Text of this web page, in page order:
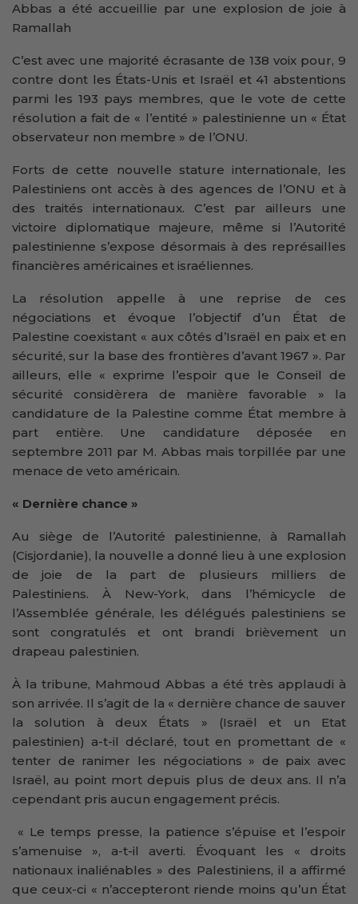
Abbas a été accueillie par une explosion de joie à
Ramallah
C’est avec une majorité écrasante de 138 voix pour, 9
contre dont les États-Unis et Israël et 41 abstentions
parmi les 193 pays membres, que le vote de cette
résolution a fait de « l’entité » palestinienne un « État
observateur non membre » de l’ONU.
Forts de cette nouvelle stature internationale, les
Palestiniens ont accès à des agences de l’ONU et à
des traités internationaux. C’est par ailleurs une
victoire diplomatique majeure, même si l’Autorité
palestinienne s’expose désormais à des représailles
financières américaines et israéliennes.
La résolution appelle à une reprise de ces
négociations et évoque l’objectif d’un État de
Palestine coexistant « aux côtés d’Israël en paix et en
sécurité, sur la base des frontières d’avant 1967 ». Par
ailleurs, elle « exprime l’espoir que le Conseil de
sécurité considèrera de manière favorable » la
candidature de la Palestine comme État membre à
part entière. Une candidature déposée en
septembre 2011 par M. Abbas mais torpillée par une
menace de veto américain.
« Dernière chance »
Au siège de l’Autorité palestinienne, à Ramallah
(Cisjordanie), la nouvelle a donné lieu à une explosion
de joie de la part de plusieurs milliers de
Palestiniens. À New-York, dans l’hémicycle de
l’Assemblée générale, les délégués palestiniens se
sont congratulés et ont brandi brièvement un
drapeau palestinien.
À la tribune, Mahmoud Abbas a été très applaudi à
son arrivée. Il s’agit de la « dernière chance de sauver
la solution à deux États » (Israël et un Etat
palestinien) a-t-il déclaré, tout en promettant de «
tenter de ranimer les négociations » de paix avec
Israël, au point mort depuis plus de deux ans. Il n’a
cependant pris aucun engagement précis.
« Le temps presse, la patience s’épuise et l’espoir
s’amenuise », a-t-il averti. Évoquant les « droits
nationaux inaliénables » des Palestiniens, il a affirmé
que ceux-ci « n’accepteront riende moins qu’un État